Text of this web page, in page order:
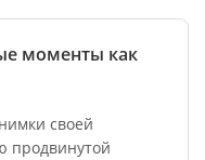
моменты как
своей
продвинутой